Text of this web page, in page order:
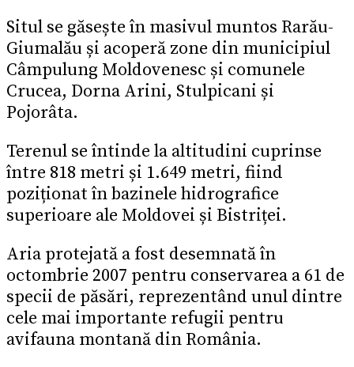
Situl se găsește în masivul muntos Rarău-
Giumalău și acoperă zone din municipiul
Câmpulung Moldovenesc și comunele
Crucea, Dorna Arini, Stulpicani și
Pojorâta.
Terenul se întinde la altitudini cuprinse
între 818 metri și 1.649 metri, fiind
poziționat în bazinele hidrografice
superioare ale Moldovei și Bistriței.
Aria protejată a fost desemnată în
octombrie 2007 pentru conservarea a 61 de
specii de păsări, reprezentând unul dintre
cele mai importante refugii pentru
avifauna montană din România.